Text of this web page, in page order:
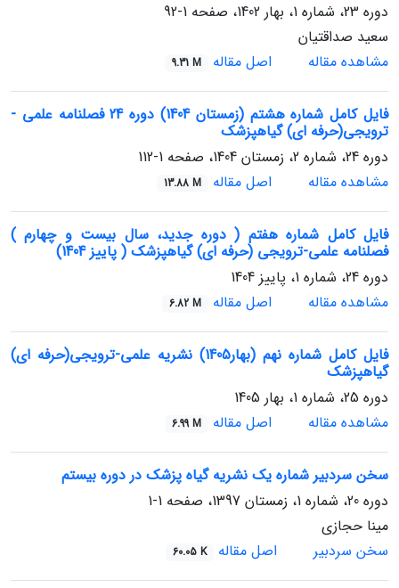
دوره 23، شماره 1، بهار 1402، صفحه
1-92
سعید صداقتیان
مشاهده مقاله
اصل مقاله 9.31 M
فایل کامل شماره هشتم (زمستان 1404) دوره 24 فصلنامه علمی -
ترویجی(حرفه ای) گیاهپزشک
دوره 24، شماره 2، زمستان 1404، صفحه
1-112
مشاهده مقاله
اصل مقاله 13.88 M
فایل کامل شماره هفتم ( دوره جدید، سال بیست و چهارم )
فصلنامه علمی-ترویجی (حرفه ای) گیاهپزشک ( پاییز 1404)
دوره 24، شماره 1، پاییز 1404
مشاهده مقاله
اصل مقاله 6.82 M
فایل کامل شماره نهم (بهار1405) نشریه علمی-ترویجی(حرفه ای)
گیاهپزشک
دوره 25، شماره 1، بهار 1405
مشاهده مقاله
اصل مقاله 6.99 M
سخن سردبیر شماره یک نشریه گیاه پزشک در دوره بیستم
دوره 20، شماره 1، زمستان 1397، صفحه
1-1
مینا حجازی
سخن سردبیر
اصل مقاله 60.05 K